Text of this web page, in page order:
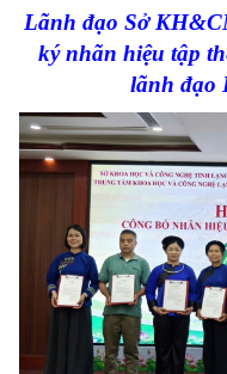
Lãnh đạo Sở
ký nhãn hiệu tập
lãnh đạo